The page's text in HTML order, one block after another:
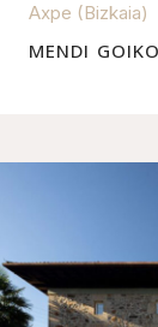
Axpe (Bizkaia)
MENDI